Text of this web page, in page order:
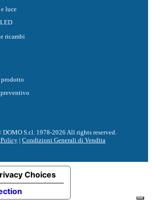
luce
ricambi
S.r.l. 1978-2026 All rights reserved.
| Condizioni Generali di Vendita
Choices